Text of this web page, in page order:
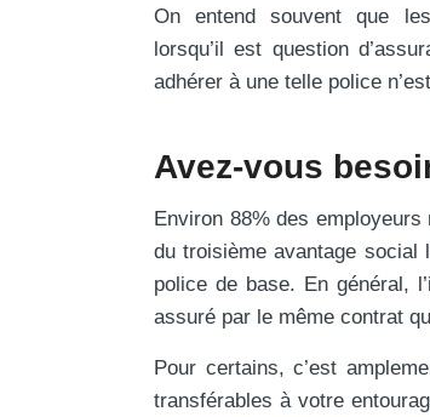
On entend souvent que
lorsqu’il est question
adhérer à une telle police
Avez-vous
Environ 88% des
du troisième avantage
police de base. En général,
assuré par le même contrat
Pour certains, c’est
transférables à votre